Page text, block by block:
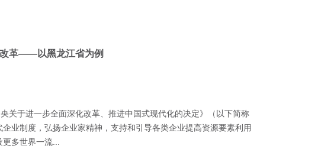
革——以黑龙江省为例
关于进一步全面深化改革、推进中国式现代化的决定》（以下简称
业制度，弘扬企业家精神，支持和引导各类企业提高资源要素利用
多世界一流...